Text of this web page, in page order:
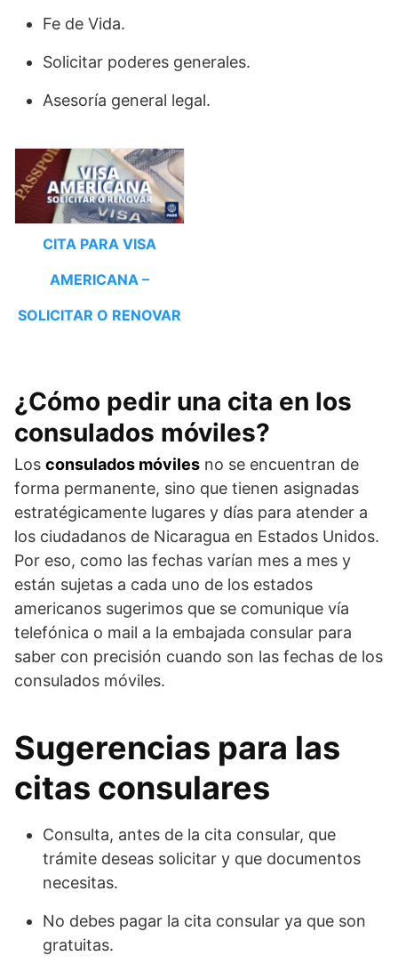
Fe de Vida.
Solicitar poderes generales.
Asesoría general legal.
CITA PARA VISA
AMERICANA –
SOLICITAR O RENOVAR
¿Cómo pedir una cita en los
consulados móviles?
Los consulados móviles no se encuentran de
forma permanente, sino que tienen asignadas
estratégicamente lugares y días para atender a
los ciudadanos de Nicaragua en Estados Unidos.
Por eso, como las fechas varían mes a mes y
están sujetas a cada uno de los estados
americanos sugerimos que se comunique vía
telefónica o mail a la embajada consular para
saber con precisión cuando son las fechas de los
consulados móviles.
Sugerencias para las
citas consulares
Consulta, antes de la cita consular, que
trámite deseas solicitar y que documentos
necesitas.
No debes pagar la cita consular ya que son
gratuitas.